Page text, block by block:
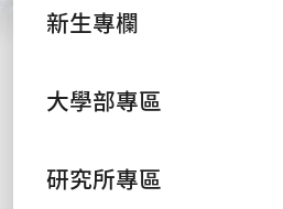
新生專欄
大學部專區
研究所專區